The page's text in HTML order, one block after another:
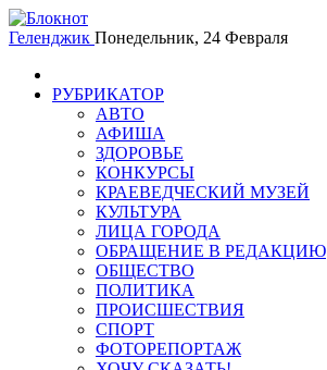
Геленджик Понедельник, 24 Февраля
РУБРИКАТОР
АВТО
АФИША
ЗДОРОВЬЕ
КОНКУРСЫ
КРАЕВЕДЧЕСКИЙ МУЗЕЙ
КУЛЬТУРА
ЛИЦА ГОРОДА
ОБРАЩЕНИЕ В РЕДАКЦИЮ
ОБЩЕСТВО
ПОЛИТИКА
ПРОИСШЕСТВИЯ
СПОРТ
ФОТОРЕПОРТАЖ